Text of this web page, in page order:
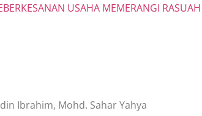
USAHA MEMERANGI RASUAH
Ibrahim, Mohd. Sahar Yahya